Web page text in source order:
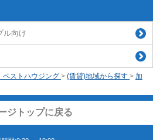
ル向け
ベストハウジング > (賃貸)地域から探す > 加
ジトップに戻る